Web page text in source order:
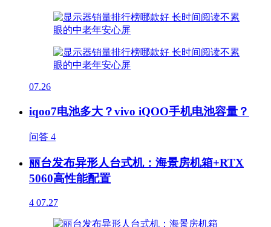
07.26
iqoo7电池多大？vivo iQOO手机电池容量？
问答 4
丽台发布异形人台式机：海景房机箱+RTX
5060高性能配置
4 07.27